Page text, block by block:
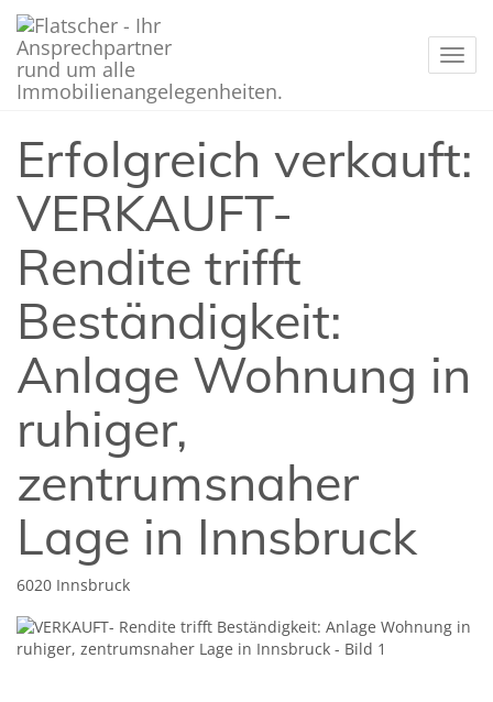
Erfolgreich verkauft:
VERKAUFT-
Rendite trifft
Beständigkeit:
Anlage Wohnung in
ruhiger,
zentrumsnaher
Lage in Innsbruck
6020 Innsbruck